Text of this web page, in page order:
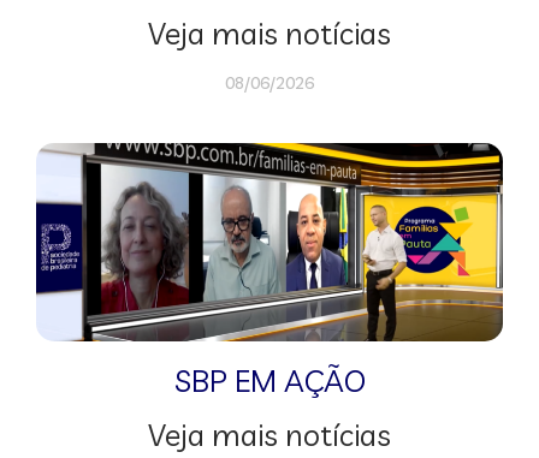
Veja mais notícias
08/06/2026
SBP EM AÇÃO
Veja mais notícias